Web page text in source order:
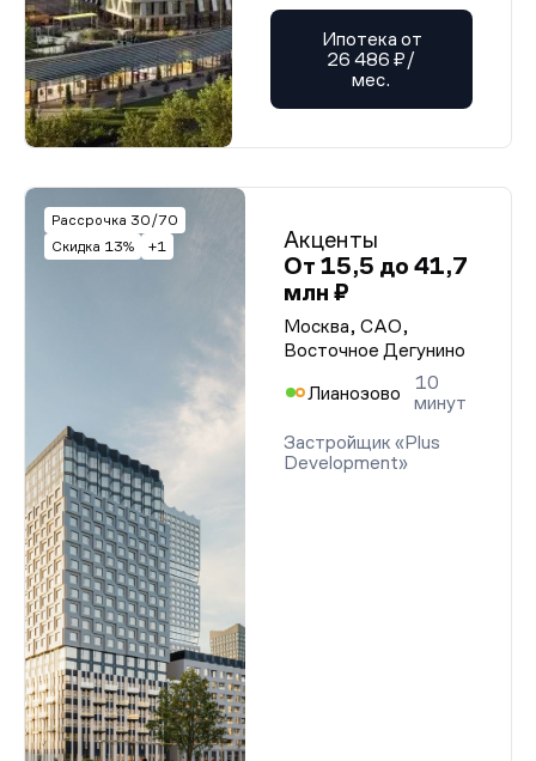
Ипотека от
26 486 ₽/
мес.
Рассрочка 30/70
Скидка 13%
+1
Акценты
От 15,5 до 41,7
млн ₽
Москва, САО,
Восточное Дегунино
Лианозово
10
минут
Застройщик «Plus
Development»